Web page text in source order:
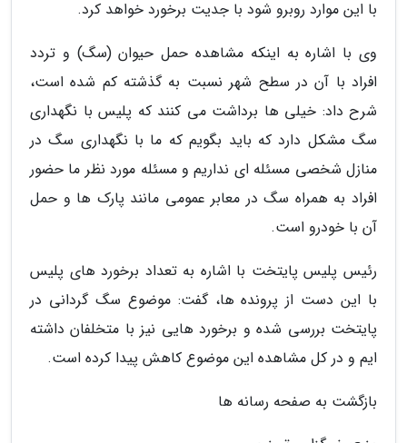
با این موارد روبرو شود با جدیت برخورد خواهد کرد.
وی با اشاره به اینکه مشاهده حمل حیوان (سگ) و تردد
افراد با آن در سطح شهر نسبت به گذشته کم شده است،
شرح داد: خیلی ها برداشت می کنند که پلیس با نگهداری
سگ مشکل دارد که باید بگویم که ما با نگهداری سگ در
منازل شخصی مسئله ای نداریم و مسئله مورد نظر ما حضور
افراد به همراه سگ در معابر عمومی مانند پارک ها و حمل
آن با خودرو است.
رئیس پلیس پایتخت با اشاره به تعداد برخورد های پلیس
با این دست از پرونده ها، گفت: موضوع سگ گردانی در
پایتخت بررسی شده و برخورد هایی نیز با متخلفان داشته
ایم و در کل مشاهده این موضوع کاهش پیدا کرده است.
بازگشت به صفحه رسانه ها